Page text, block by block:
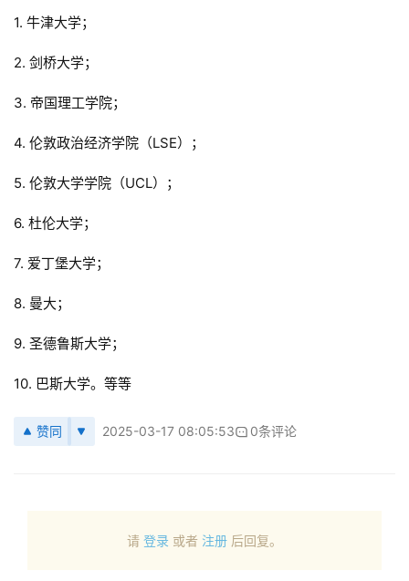
1. 牛津大学；
2. 剑桥大学；
3. 帝国理工学院；
4. 伦敦政治经济学院（LSE）；
5. 伦敦大学学院（UCL）；
6. 杜伦大学；
7. 爱丁堡大学；
8. 曼大；
9. 圣德鲁斯大学；
10. 巴斯大学。等等
赞同 2025-03-17 08:05:53 0条评论
请 登录 或者 注册 后回复。